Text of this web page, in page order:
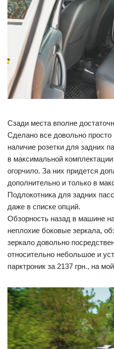
Сзади места вполне
Сделано все довольно
наличие розетки для задних
в максимальной
огорчило. За них придется
дополнительно и только в
Подлокотника для задних
даже в списке опций.
Обзорность назад в машине
неплохие боковые зеркала,
зеркало довольно
относительно небольшое и
парктроник за 2137 грн., на